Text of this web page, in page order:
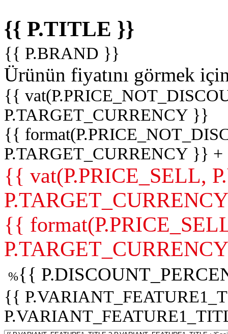
{{ P.TITLE }}
{{ P.BRAND }}
Ürünün fiyatını görmek
{{
P.TARGET_CURRENCY }}
{{
P.TARGET_CURRENCY }}
{{ vat(P.PRICE_SELL,
{{
%{{
{{